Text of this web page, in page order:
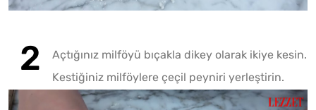
Açtığınız milföyü bıçakla dikey olarak ikiye kesin.
Kestiğiniz milföylere çeçil peyniri yerleştirin.